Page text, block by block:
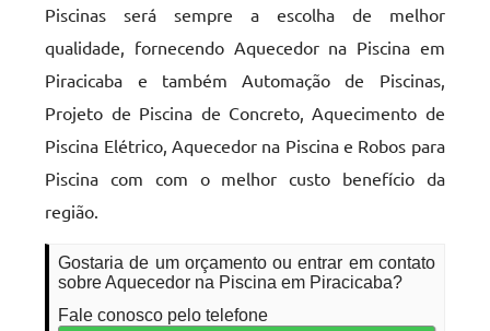
Piscinas será sempre a escolha de melhor
qualidade, fornecendo Aquecedor na Piscina em
Piracicaba e também Automação de Piscinas,
Projeto de Piscina de Concreto, Aquecimento de
Piscina Elétrico, Aquecedor na Piscina e Robos para
Piscina com com o melhor custo benefício da
região.
Gostaria de um orçamento ou entrar em contato
sobre Aquecedor na Piscina em Piracicaba?
Fale conosco pelo telefone